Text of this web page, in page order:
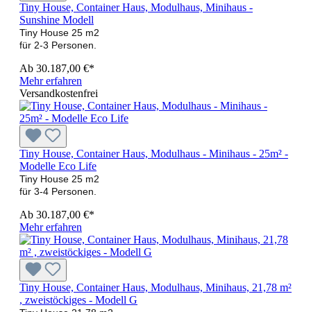
Tiny House, Container Haus, Modulhaus, Minihaus -
Sunshine Modell
Tiny House 25 m2
für 2-3 Personen.
Ab 30.187,00 €*
Mehr erfahren
Versandkostenfrei
Tiny House, Container Haus, Modulhaus - Minihaus - 25m² -
Modelle Eco Life
Tiny House 25 m2
für 3-4 Personen.
Ab 30.187,00 €*
Mehr erfahren
Tiny House, Container Haus, Modulhaus, Minihaus, 21,78 m²
, zweistöckiges - Modell G